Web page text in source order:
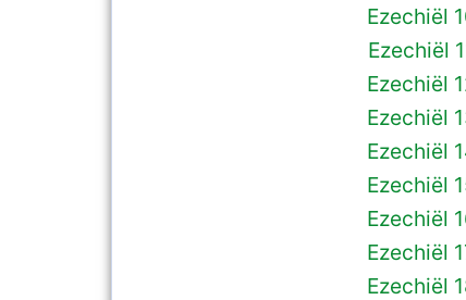
Ezechiël
Ezechiël
Ezechiël
Ezechiël
Ezechiël
Ezechiël
Ezechiël
Ezechiël
Ezechiël